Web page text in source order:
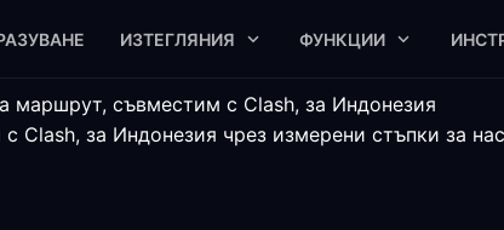
ИЗТЕГЛЯНИЯ ФУНКЦИИ
маршрут, съвместим с Clash, за Индонезия
Clash, за Индонезия чрез измерени стъпки за